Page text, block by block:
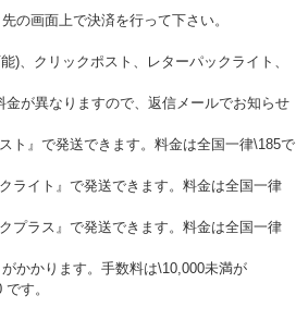
の画面上で決済を行って下さい。
、クリックポスト、レターパックライト、
が異なりますので、返信メールでお知らせ
ト』で発送できます。料金は全国一律\185で
ライト』で発送できます。料金は全国一律
プラス』で発送できます。料金は全国一律
かかります。手数料は\10,000未満が
す。